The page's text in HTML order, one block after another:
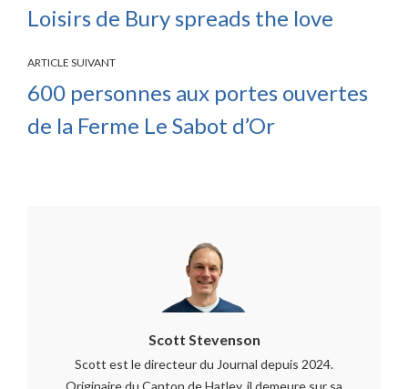
Loisirs de Bury spreads the love
ARTICLE SUIVANT
600 personnes aux portes ouvertes
de la Ferme Le Sabot d’Or
Scott Stevenson
Scott est le directeur du Journal depuis 2024.
Originaire du Canton de Hatley, il demeure sur sa